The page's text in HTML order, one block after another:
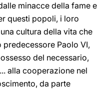
minacce della fame e
questi popoli, i loro
cultura della vita che
Paolo VI,
del necessario,
alla cooperazione nel
da parte